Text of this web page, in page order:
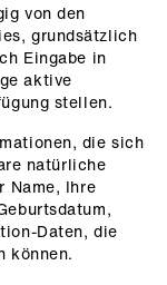
von den
grundsätzlich
Eingabe in
aktive
stellen.
die sich
natürliche
Name, Ihre
Daten, die
können.